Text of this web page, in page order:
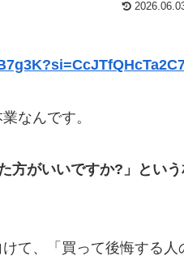
なんです。
方がいいですか?」とい
て、「買って後悔する人